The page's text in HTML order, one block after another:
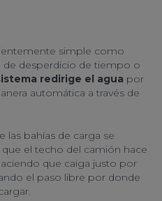
simple como
de desperdicio de tiempo o
redirige el agua por
automática a través de
las bahías de carga se
el techo del camión hace
que caiga justo por
el paso libre por donde